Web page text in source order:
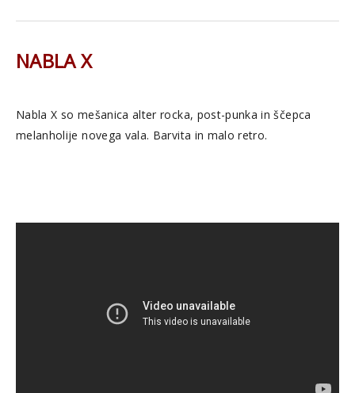
NABLA X
Nabla X so mešanica alter rocka, post-punka in ščepca
melanholije novega vala. Barvita in malo retro.